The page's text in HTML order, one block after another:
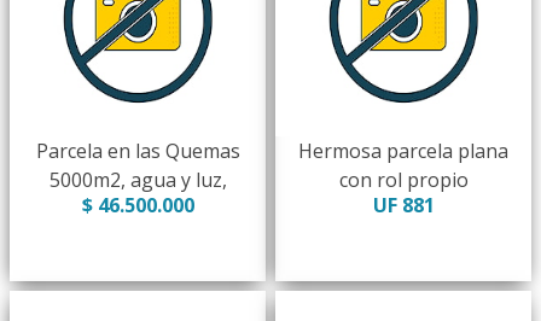
Parcela en las Quemas
5000m2, agua y luz,
$ 46.500.000
Hermosa parcela plana
con rol propio
UF 881